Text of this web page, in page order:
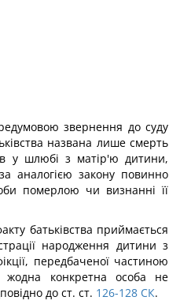
звернення до суду
названа лише смерть
у шлюбі з матір'ю дитини,
аналогією закону повинно
померлою чи визнанні її
батьківства приймається
народження дитини з
передбаченої частиною
конкретна особа не
до ст. ст. 126-128 СК.